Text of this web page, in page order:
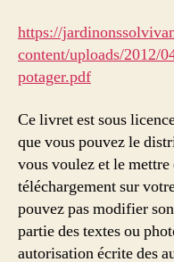
https://
content/uploads/2012/
potager.pdf
Ce livret est sous
que vous pouvez le
vous voulez et le
téléchargement sur
pouvez pas modifier
partie des textes ou
autorisation écrite des